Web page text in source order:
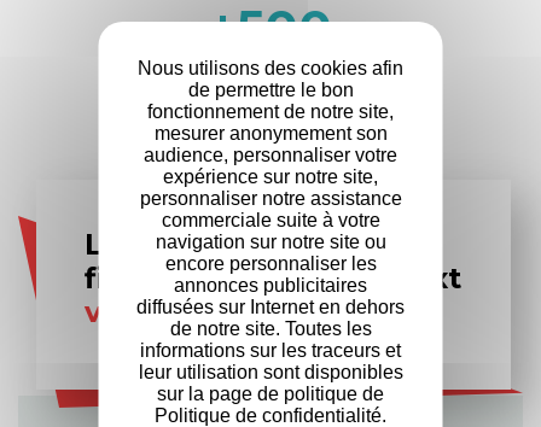
+500
Entreprises
partenaires
Les experts en
financement Formanext
vous accompagnent
Nous utilisons des cookies afin
de permettre le bon
fonctionnement de notre site,
mesurer anonymement son
audience, personnaliser votre
expérience sur notre site,
personnaliser notre assistance
commerciale suite à votre
navigation sur notre site ou
encore personnaliser les
annonces publicitaires
diffusées sur Internet en dehors
de notre site. Toutes les
informations sur les traceurs et
leur utilisation sont disponibles
sur la page de politique de
Politique de confidentialité.